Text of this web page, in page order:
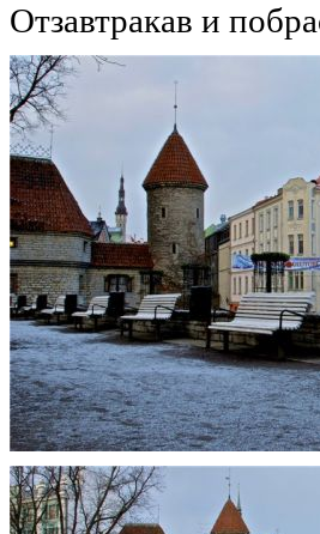
Отзавтракав и